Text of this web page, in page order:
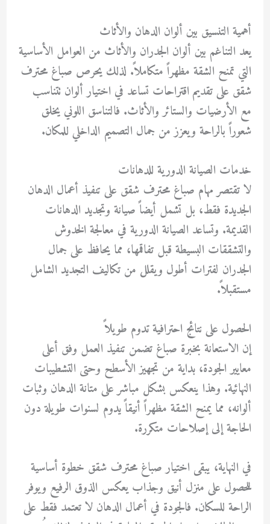
أهمية التنسيق بين ألوان الدهان والأثاث
يعد التناغم بين ألوان الجدران والأثاث من العوامل الأساسية
التي تمنح الشقة مظهراً متكاملاً. لذلك يحرص صباغ محترف
شقق على تقديم اقتراحات تساعد في اختيار ألوان تتناسب
مع الأرضيات والستائر والأثاث. فالتناسق اللوني يخلق
شعوراً بالراحة ويعزز من جمال التصميم الداخلي للمكان.
خدمات الصيانة الدورية للدهانات
لا تقتصر مهام صباغ محترف شقق على تنفيذ أعمال الدهان
الجديدة فقط، بل تشمل أيضاً صيانة وتجديد الدهانات
القديمة. وتساعد الصيانة الدورية في معالجة الخدوش
والتشققات البسيطة قبل تفاقمها، مما يحافظ على جمال
الجدران لفترات أطول ويقلل من تكاليف التجديد الشامل
مستقبلاً.
الحصول على نتائج احترافية تدوم طويلاً
إن الاستعانة بخبرة صباغ تضمن تنفيذ العمل وفق أعلى
معايير الجودة، بداية من تجهيز الأسطح وحتى التشطيبات
النهائية. وهذا ينعكس بشكل مباشر على متانة الدهان وثبات
ألوانه، مما يمنح الشقة مظهراً أنيقاً يدوم لسنوات طويلة دون
الحاجة إلى إصلاحات متكررة.
في النهاية، يبقى اختيارصباغ محترف شقق خطوة أساسية
للحصول على منزل أنيق وجذاب يعكس الذوق الرفيع ويوفر
الراحة للسكان. فالجودة في أعمال الدهان لا تعتمد فقط على